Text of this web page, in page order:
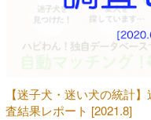
【迷子犬・迷い犬の統計
査結果レポート [2021.8]